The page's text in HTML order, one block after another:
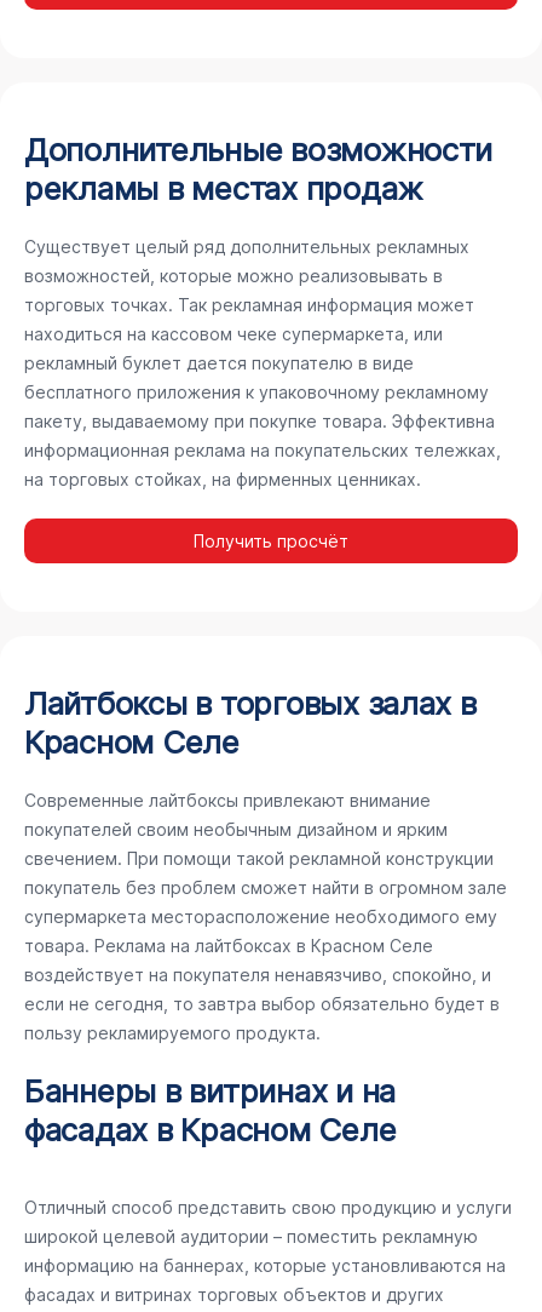
Дополнительные возможности
рекламы в местах продаж
Существует целый ряд дополнительных рекламных
возможностей, которые можно реализовывать в
торговых точках. Так рекламная информация может
находиться на кассовом чеке супермаркета, или
рекламный буклет дается покупателю в виде
бесплатного приложения к упаковочному рекламному
пакету, выдаваемому при покупке товара. Эффективна
информационная реклама на покупательских тележках,
на торговых стойках, на фирменных ценниках.
Получить просчёт
Лайтбоксы в торговых залах в
Красном Селе
Современные лайтбоксы привлекают внимание
покупателей своим необычным дизайном и ярким
свечением. При помощи такой рекламной конструкции
покупатель без проблем сможет найти в огромном зале
супермаркета месторасположение необходимого ему
товара. Реклама на лайтбоксах в Красном Селе
воздействует на покупателя ненавязчиво, спокойно, и
если не сегодня, то завтра выбор обязательно будет в
пользу рекламируемого продукта.
Баннеры в витринах и на
фасадах в Красном Селе
Отличный способ представить свою продукцию и услуги
широкой целевой аудитории – поместить рекламную
информацию на баннерах, которые установливаются на
фасадах и витринах торговых объектов и других